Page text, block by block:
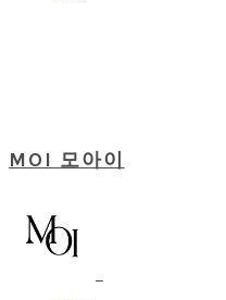
MOI 모아이